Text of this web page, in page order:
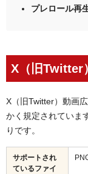
X（旧Twitter
特定のター
文章で興味
まとめ
プレロール再
X（旧Twitter
X（旧Twitter）動画
かく規定されていま
りです。
サポートされ
ているファイ